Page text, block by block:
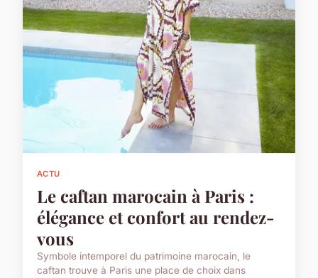
ACTU
Le caftan marocain à Paris :
élégance et confort au rendez-
vous
Symbole intemporel du patrimoine marocain, le
caftan trouve à Paris une place de choix dans